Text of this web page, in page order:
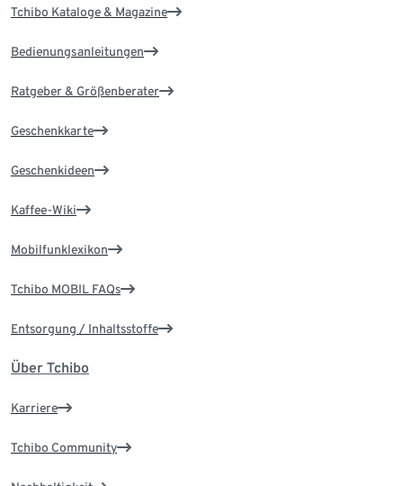
Tchibo Kataloge & Magazine
Bedienungsanleitungen
Ratgeber & Größenberater
Geschenkkarte
Geschenkideen
Kaffee-Wiki
Mobilfunklexikon
Tchibo MOBIL FAQs
Entsorgung / Inhaltsstoffe
Über Tchibo
Karriere
Tchibo Community